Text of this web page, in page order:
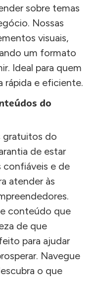
sobre temas
Nossas
visuais,
um formato
Ideal para quem
rápida e eficiente.
do
gratuitos do
de estar
e de
atender às
conteúdo que
de que
para ajudar
Navegue
o que